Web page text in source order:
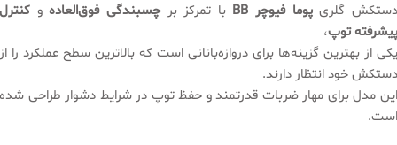
گلریپوما فیوچر BB با تمرکز برچسبندگی فوق‌العادهو کنترل
پیشرفته توپ،
یکی از بهترین گزینه‌ها برای دروازه‌بانانی است که بالاترین سطح عملکرد را از
دستکش خود انتظار دارند.
این مدل برای مهار ضربات قدرتمند و حفظ توپ در شرایط دشوار طراحی شده
است.